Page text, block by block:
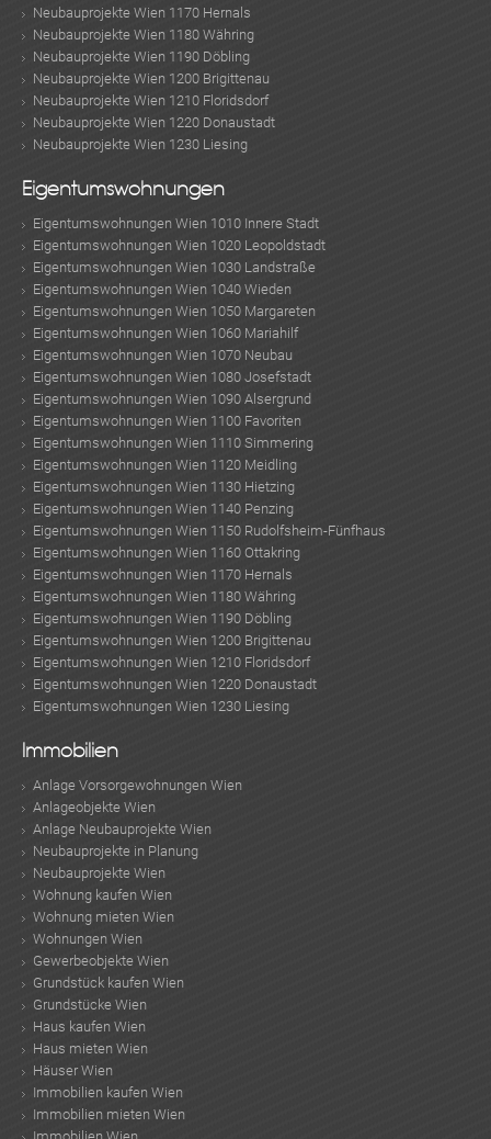
Neubauprojekte Wien 1170 Hernals
Neubauprojekte Wien 1180 Währing
Neubauprojekte Wien 1190 Döbling
Neubauprojekte Wien 1200 Brigittenau
Neubauprojekte Wien 1210 Floridsdorf
Neubauprojekte Wien 1220 Donaustadt
Neubauprojekte Wien 1230 Liesing
Eigentumswohnungen
Eigentumswohnungen Wien 1010 Innere Stadt
Eigentumswohnungen Wien 1020 Leopoldstadt
Eigentumswohnungen Wien 1030 Landstraße
Eigentumswohnungen Wien 1040 Wieden
Eigentumswohnungen Wien 1050 Margareten
Eigentumswohnungen Wien 1060 Mariahilf
Eigentumswohnungen Wien 1070 Neubau
Eigentumswohnungen Wien 1080 Josefstadt
Eigentumswohnungen Wien 1090 Alsergrund
Eigentumswohnungen Wien 1100 Favoriten
Eigentumswohnungen Wien 1110 Simmering
Eigentumswohnungen Wien 1120 Meidling
Eigentumswohnungen Wien 1130 Hietzing
Eigentumswohnungen Wien 1140 Penzing
Eigentumswohnungen Wien 1150 Rudolfsheim-Fünfhaus
Eigentumswohnungen Wien 1160 Ottakring
Eigentumswohnungen Wien 1170 Hernals
Eigentumswohnungen Wien 1180 Währing
Eigentumswohnungen Wien 1190 Döbling
Eigentumswohnungen Wien 1200 Brigittenau
Eigentumswohnungen Wien 1210 Floridsdorf
Eigentumswohnungen Wien 1220 Donaustadt
Eigentumswohnungen Wien 1230 Liesing
Immobilien
Anlage Vorsorgewohnungen Wien
Anlageobjekte Wien
Anlage Neubauprojekte Wien
Neubauprojekte in Planung
Neubauprojekte Wien
Wohnung kaufen Wien
Wohnung mieten Wien
Wohnungen Wien
Gewerbeobjekte Wien
Grundstück kaufen Wien
Grundstücke Wien
Haus kaufen Wien
Haus mieten Wien
Häuser Wien
Immobilien kaufen Wien
Immobilien mieten Wien
Immobilien Wien